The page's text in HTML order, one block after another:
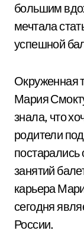
большим
мечтала
успешной
Окруженная
Мария
знала, что
родители
постарались
занятий
карьера
сегодня
России.